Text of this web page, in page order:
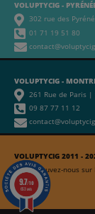
VOLUPTYCIG -
302 rue des
01 71 19 51 80
VOLUPTYCIG 2011 -
Retrouvez-nous sur
VOLUPTYCIG -
261 Rue de Paris |
09 87 77 11 12
9.7/10
653 avis